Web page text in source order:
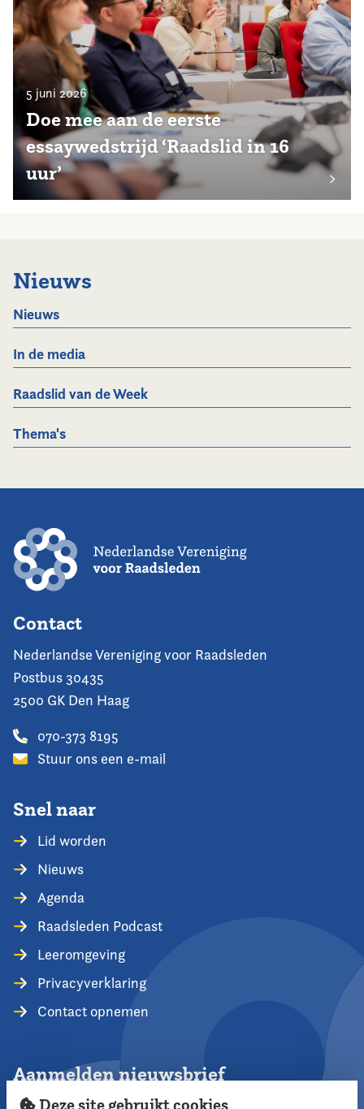
5 juni 2026
Doe mee aan de eerste
essaywedstrijd ‘Raadslid in 16
uur’
Nieuws
Nieuws
In de media
Raadslid van de Week
Thema's
Contact
Nederlandse Vereniging voor Raadsleden
Postbus 30435
2500 GK Den Haag
070-373 8195
Stuur ons een e-mail
Snel naar
Lid worden
Nieuws
Agenda
Raadsleden Podcast
Leeromgeving
Privacyverklaring
Contact opnemen
Aanmelden nieuwsbrief